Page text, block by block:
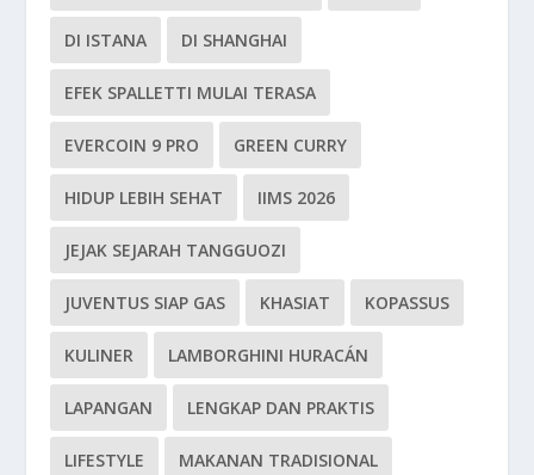
DI ISTANA DI SHANGHAI
EFEK SPALLETTI MULAI TERASA
EVERCOIN 9 PRO GREEN CURRY
HIDUP LEBIH SEHAT IIMS 2026
JEJAK SEJARAH TANGGUOZI
JUVENTUS SIAP GAS KHASIAT KOPASSUS
KULINER LAMBORGHINI HURACÁN
LAPANGAN LENGKAP DAN PRAKTIS
LIFESTYLE MAKANAN TRADISIONAL